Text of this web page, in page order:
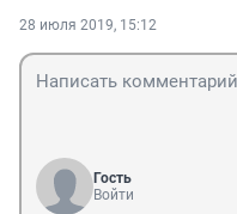
28 июля 2019, 15:12
Гость
Войти